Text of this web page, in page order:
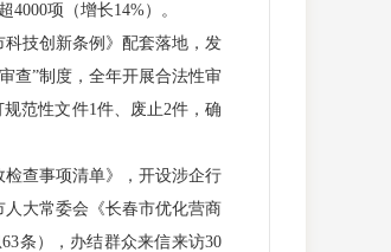
项（增长14%）。
技创新条例》配套落地，发
查”制度，全年开展合法性审
范性文件1件、废止2件，确
查事项清单》，开设涉企行
大常委会《长春市优化营商
条），办结群众来信来访30